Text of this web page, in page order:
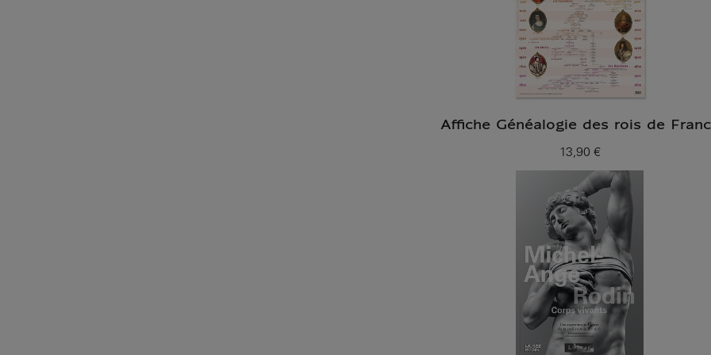
Affiche Généalogie des rois de
Prix ​​actuel
13,90 €